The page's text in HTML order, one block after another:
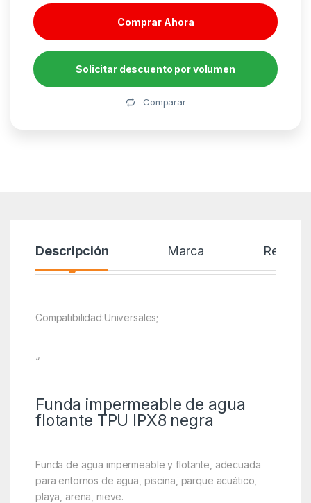
Comprar Ahora
Solicitar descuento por volumen
Comparar
Descripción Marca Reseñas
Compatibilidad:Universales;
“
Funda impermeable de agua
flotante TPU IPX8 negra
Funda de agua impermeable y flotante, adecuada
para entornos de agua, piscina, parque acuático,
playa, arena, nieve.